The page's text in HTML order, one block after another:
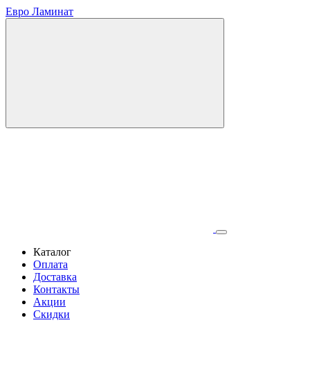
Евро Ламинат
Каталог
Оплата
Доставка
Контакты
Акции
Скидки